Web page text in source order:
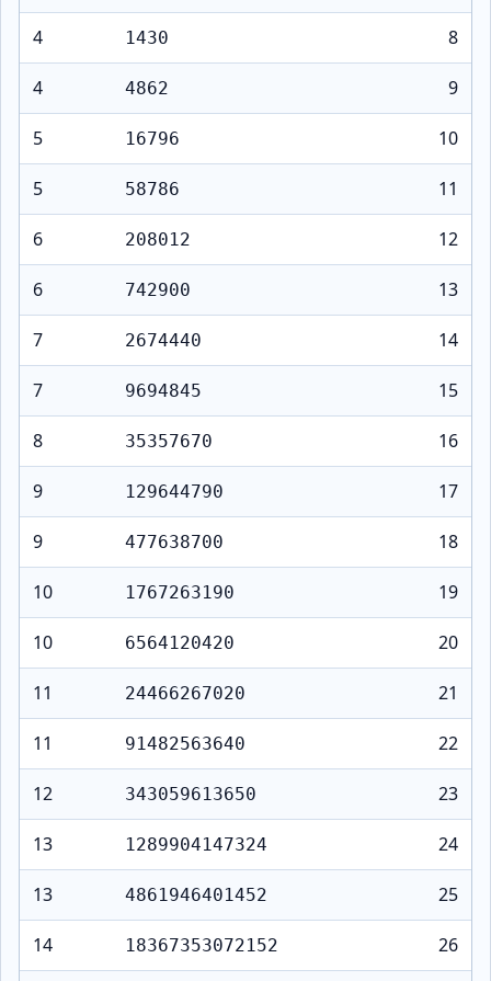
8
1430
4
9
4862
4
10
16796
5
11
58786
5
12
208012
6
13
742900
6
14
2674440
7
15
9694845
7
16
35357670
8
17
129644790
9
18
477638700
9
19
1767263190
10
20
6564120420
10
21
24466267020
11
22
91482563640
11
23
343059613650
12
24
1289904147324
13
25
4861946401452
13
26
18367353072152
14